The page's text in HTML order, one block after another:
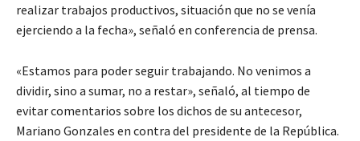
realizar trabajos productivos, situación que no se venía
ejerciendo a la fecha», señaló en conferencia de prensa.
«Estamos para poder seguir trabajando. No venimos a
dividir, sino a sumar, no a restar», señaló, al tiempo de
evitar comentarios sobre los dichos de su antecesor,
Mariano Gonzales en contra del presidente de la República.